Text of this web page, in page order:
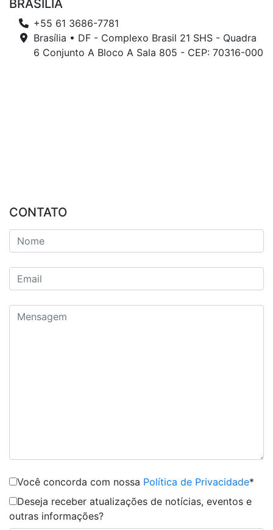
BRASÍLIA
+55 61 3686-7781
Brasília • DF - Complexo Brasil 21 SHS - Quadra
6 Conjunto A Bloco A Sala 805 - CEP: 70316-000
CONTATO
Você concorda com nossa Política de Privacidade*
Deseja receber atualizações de notícias, eventos e
outras informações?